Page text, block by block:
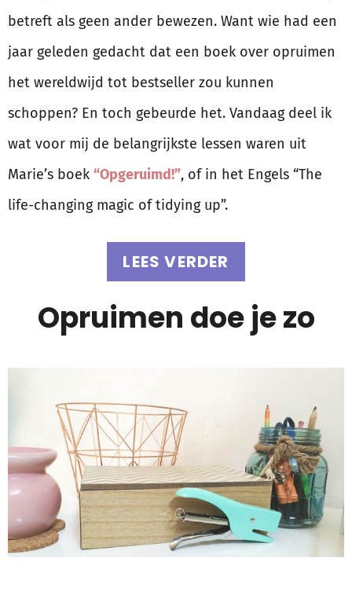
betreft als geen ander bewezen. Want wie had een
jaar geleden gedacht dat een boek over opruimen
het wereldwijd tot bestseller zou kunnen
schoppen? En toch gebeurde het. Vandaag deel ik
wat voor mij de belangrijkste lessen waren uit
Marie’s boek “Opgeruimd!”, of in het Engels “The
life-changing magic of tidying up”.
LEES VERDER
Opruimen doe je zo